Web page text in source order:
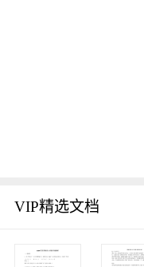
VIP精选文档